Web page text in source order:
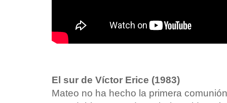
El sur de Víctor Erice (1983)
Mateo no ha hecho la primera